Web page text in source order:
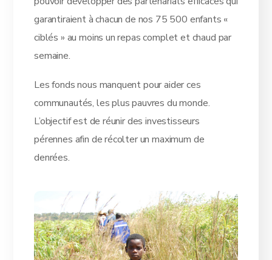
garantiraient à chacun de nos 75 500 enfants «
ciblés » au moins un repas complet et chaud par
semaine.
Les fonds nous manquent pour aider ces
communautés, les plus pauvres du monde.
L’objectif est de réunir des investisseurs
pérennes afin de récolter un maximum de
denrées.